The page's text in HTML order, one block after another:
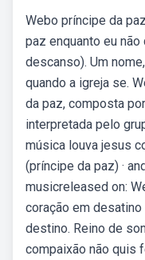
Webo príncipe da
paz enquanto eu
descanso). Um
quando a igreja se.
da paz, composta
interpretada pelo
música louva jesus
(príncipe da paz) ·
musicreleased on:
coração em
destino. Reino de
compaixão não quis